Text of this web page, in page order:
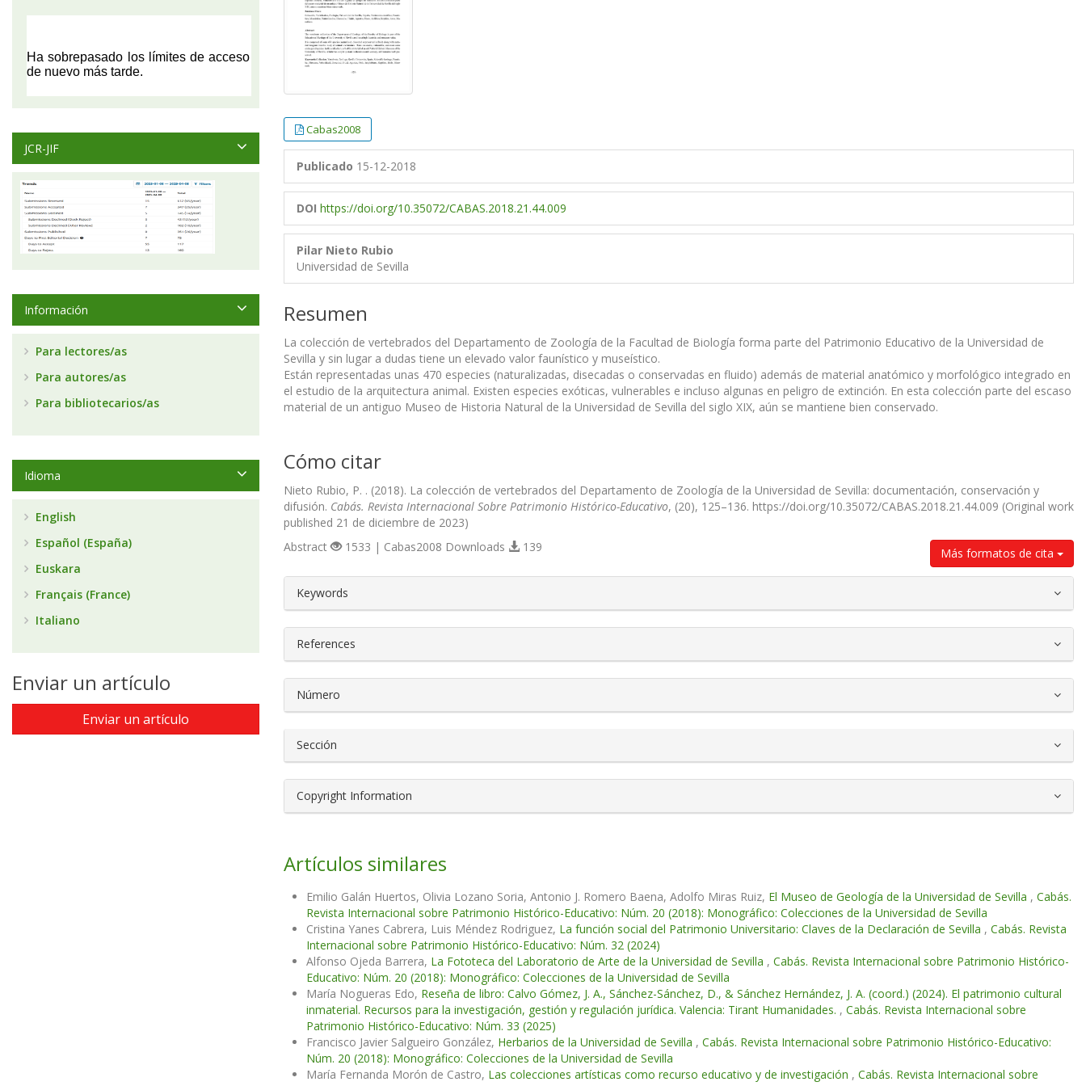
Cabas2008
Publicado 15-12-2018
DOI https://doi.org/10.35072/CABAS.2018.21.44.009
Pilar Nieto Rubio
Universidad de Sevilla
Resumen
La colección de vertebrados del Departamento de Zoología de la Facultad de Biología forma parte del Patrimonio Educativo de la Universidad de
Sevilla y sin lugar a dudas tiene un elevado valor faunístico y museístico.
Están representadas unas 470 especies (naturalizadas, disecadas o conservadas en fluido) además de material anatómico y morfológico integrado en
el estudio de la arquitectura animal. Existen especies exóticas, vulnerables e incluso algunas en peligro de extinción. En esta colección parte del escaso
material de un antiguo Museo de Historia Natural de la Universidad de Sevilla del siglo XIX, aún se mantiene bien conservado.
Cómo citar
Nieto Rubio, P. . (2018). La colección de vertebrados del Departamento de Zoología de la Universidad de Sevilla: documentación, conservación y
difusión. Cabás. Revista Internacional Sobre Patrimonio Histórico-Educativo, (20), 125–136. https://doi.org/10.35072/CABAS.2018.21.44.009 (Original work
published 21 de diciembre de 2023)
Más formatos de cita
Abstract 1533 | Cabas2008 Downloads 139
##plugins.themes.bootstrap3.article.details##
Keywords
References
Número
Sección
Copyright Information
Artículos similares
Emilio Galán Huertos, Olivia Lozano Soria, Antonio J. Romero Baena, Adolfo Miras Ruiz, El Museo de Geología de la Universidad de Sevilla , Cabás.
Revista Internacional sobre Patrimonio Histórico-Educativo: Núm. 20 (2018): Monográfico: Colecciones de la Universidad de Sevilla
Cristina Yanes Cabrera, Luis Méndez Rodriguez, La función social del Patrimonio Universitario: Claves de la Declaración de Sevilla , Cabás. Revista
Internacional sobre Patrimonio Histórico-Educativo: Núm. 32 (2024)
Alfonso Ojeda Barrera, La Fototeca del Laboratorio de Arte de la Universidad de Sevilla , Cabás. Revista Internacional sobre Patrimonio Histórico-
Educativo: Núm. 20 (2018): Monográfico: Colecciones de la Universidad de Sevilla
María Nogueras Edo, Reseña de libro: Calvo Gómez, J. A., Sánchez-Sánchez, D., & Sánchez Hernández, J. A. (coord.) (2024). El patrimonio cultural
inmaterial. Recursos para la investigación, gestión y regulación jurídica. Valencia: Tirant Humanidades. , Cabás. Revista Internacional sobre
Patrimonio Histórico-Educativo: Núm. 33 (2025)
Francisco Javier Salgueiro González, Herbarios de la Universidad de Sevilla , Cabás. Revista Internacional sobre Patrimonio Histórico-Educativo:
Núm. 20 (2018): Monográfico: Colecciones de la Universidad de Sevilla
María Fernanda Morón de Castro, Las colecciones artísticas como recurso educativo y de investigación , Cabás. Revista Internacional sobre
JCR-JIF
Información
Para lectores/as
Para autores/as
Para bibliotecarios/as
Idioma
English
Español (España)
Euskara
Français (France)
Italiano
Enviar un artículo
Enviar un artículo